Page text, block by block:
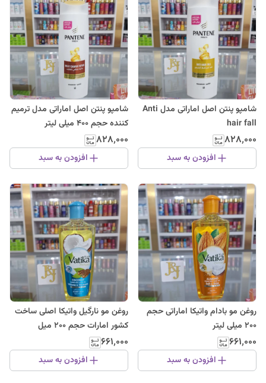
شامپو پنتن اصل اماراتی مدل Anti
hair fall
۸۲۸٬۰۰۰
افزودن به سبد
شامپو پنتن اصل اماراتی مدل ترمیم
کننده حجم ۴۰۰ میلی لیتر
۸۲۸٬۰۰۰
افزودن به سبد
روغن مو بادام واتیکا اماراتی حجم
200 میلی لیتر
۶۶۱٬۰۰۰
افزودن به سبد
روغن مو نارگیل واتیکا اصلی ساخت
کشور امارات حجم 200 میل
۶۶۱٬۰۰۰
افزودن به سبد